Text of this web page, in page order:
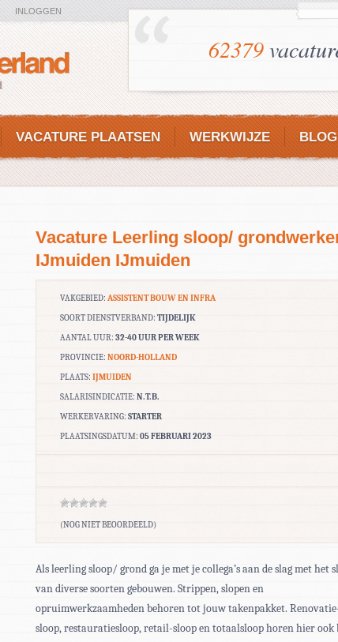
INLOGGEN
62379
VACATURE PLAATSEN WERKWIJZE BLOG
Vacature Leerling sloop/
IJmuiden IJmuiden
VAKGEBIED: ASSISTENT BOUW EN INFRA
SOORT DIENSTVERBAND: TIJDELIJK
AANTAL UUR: 32-40 UUR PER WEEK
PROVINCIE: NOORD-HOLLAND
PLAATS: IJMUIDEN
SALARISINDICATIE: N.T.B.
WERKERVARING: STARTER
PLAATSINGSDATUM: 05 FEBRUARI 2023
(NOG NIET BEOORDEELD)
Als leerling sloop/ grond ga je met je collega’s aan de slag met het
van diverse soorten gebouwen. Strippen, slopen en
opruimwerkzaamheden behoren tot jouw takenpakket.
sloop, restauratiesloop, retail-sloop en totaalsloop horen hier ook